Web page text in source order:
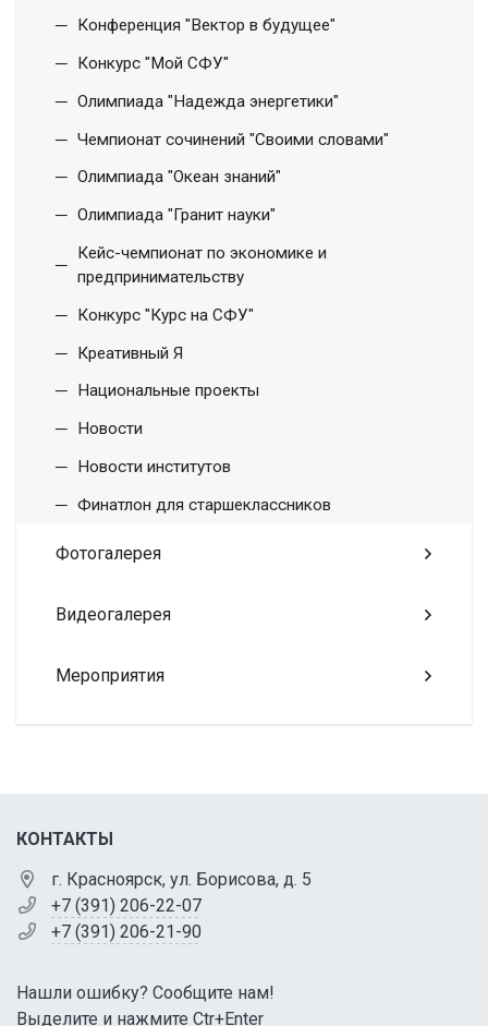
Конференция "Вектор в будущее"
Конкурс "Мой СФУ"
Олимпиада "Надежда энергетики"
Чемпионат сочинений "Своими словами"
Олимпиада "Океан знаний"
Олимпиада "Гранит науки"
Кейс-чемпионат по экономике и
предпринимательству
Конкурс "Курс на СФУ"
Креативный Я
Национальные проекты
Новости
Новости институтов
Финатлон для старшеклассников
Фотогалерея
Видеогалерея
Мероприятия
КОНТАКТЫ
г. Красноярск, ул. Борисова, д. 5
+7 (391) 206-22-07
+7 (391) 206-21-90
Нашли ошибку? Сообщите нам!
Выделите и нажмите Ctr+Enter